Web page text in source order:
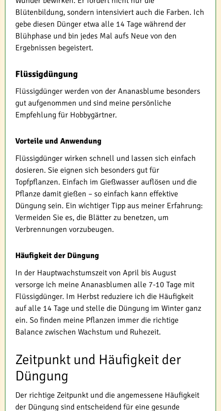
Blütenbildung, sondern intensiviert auch die Farben. Ich
gebe diesen Dünger etwa alle 14 Tage während der
Blühphase und bin jedes Mal aufs Neue von den
Ergebnissen begeistert.
Flüssigdüngung
Flüssigdünger werden von der Ananasblume besonders
gut aufgenommen und sind meine persönliche
Empfehlung für Hobbygärtner.
Vorteile und Anwendung
Flüssigdünger wirken schnell und lassen sich einfach
dosieren. Sie eignen sich besonders gut für
Topfpflanzen. Einfach im Gießwasser auflösen und die
Pflanze damit gießen – so einfach kann effektive
Düngung sein. Ein wichtiger Tipp aus meiner Erfahrung:
Vermeiden Sie es, die Blätter zu benetzen, um
Verbrennungen vorzubeugen.
Häufigkeit der Düngung
In der Hauptwachstumszeit von April bis August
versorge ich meine Ananasblumen alle 7-10 Tage mit
Flüssigdünger. Im Herbst reduziere ich die Häufigkeit
auf alle 14 Tage und stelle die Düngung im Winter ganz
ein. So finden meine Pflanzen immer die richtige
Balance zwischen Wachstum und Ruhezeit.
Zeitpunkt und Häufigkeit der
Düngung
Der richtige Zeitpunkt und die angemessene Häufigkeit
der Düngung sind entscheidend für eine gesunde